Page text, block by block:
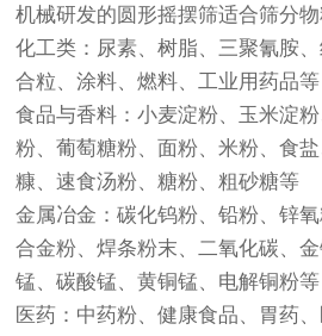
机械研发的圆形摇摆筛适合筛分物
化工类：尿素、树脂、三聚氰胺
合粒、涂料、燃料、工业用药品等
食品与香料：小麦淀粉、玉米淀
粉、葡萄糖粉、面粉、米粉、食
糠、速食汤粉、糖粉、粗砂糖等
金属冶金：碳化钨粉、铅粉、锌氧
合金粉、焊条粉末、二氧化碳、
锰、碳酸锰、黄铜锰、电解铜粉等
医药：中药粉、健康食品、胃药